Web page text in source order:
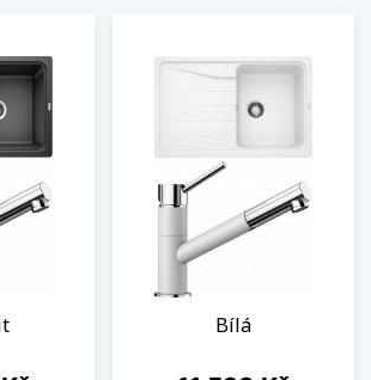
Bílá